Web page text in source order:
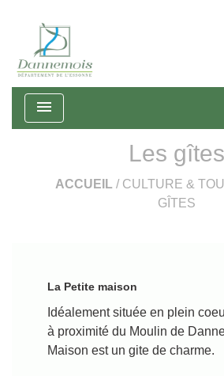
menu
Les gîtes
ACCUEIL / CULTURE &
GÎTES
La Petite maison
Idéalement située en plein
à proximité du Moulin de
Maison est un gite de charme.